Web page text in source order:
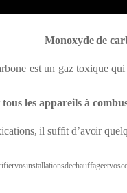
Monoxyde de
est un gaz toxique
tous les appareils à
il suffit d’avoir